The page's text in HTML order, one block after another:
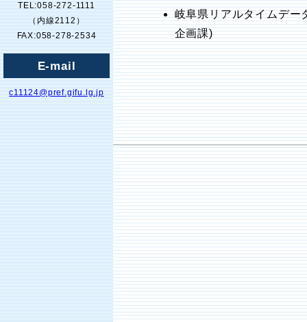
TEL:058-272-1111
（内線2112）
FAX:058-278-2534
E-mail
c11124@pref.gifu.lg.jp
岐阜県リアルタイムデ
企画課)